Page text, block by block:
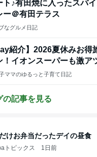
ト♪有田焼に入ったスパ
ー＠有田テラス
なグルメ日記
紹介】2026夏休みお得
！イオンスーパーも激ア
ママのゆるっと子育て日記
の記事を見る
けお弁当だったデイの昼食
トピックス 1日前